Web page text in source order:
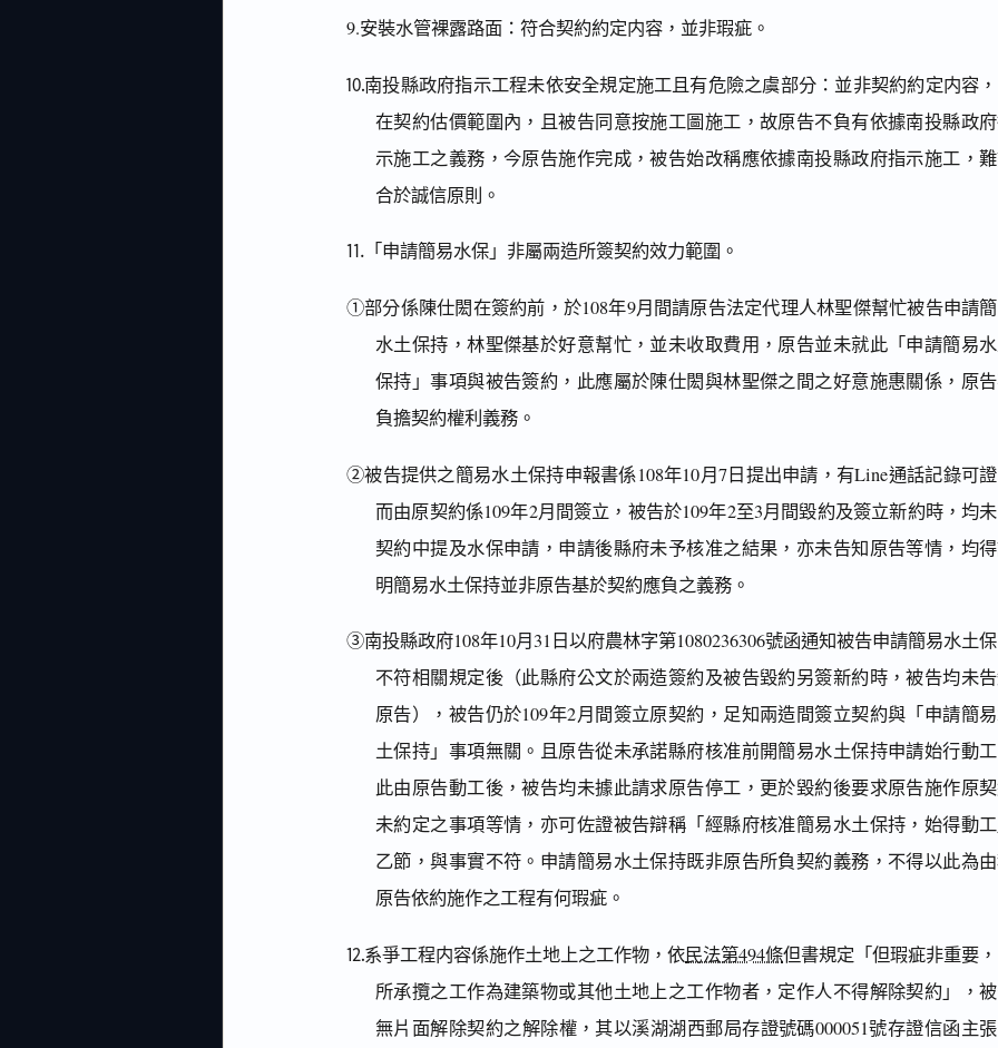
9.安裝水管裸露路面：符合契約約定内容，並非瑕疵。
⒑南投縣政府指示工程未依安全規定施工且有危險之虞部分：並非契約約定内容
在契約估價範圍內，且被告同意按施工圖施工，故原告不負有依據南投縣政
示施工之義務，今原告施作完成，被告始改稱應依據南投縣政府指示施工，
合於誠信原則。
⒒「申請簡易水保」非屬兩造所簽契約效力範圍。
①部分係陳仕閎在簽約前，於108年9月間請原告法定代理人林聖傑幫忙被告申請
水土保持，林聖傑基於好意幫忙，並未收取費用，原告並未就此「申請簡易
保持」事項與被告簽約，此應屬於陳仕閎與林聖傑之間之好意施惠關係，原
負擔契約權利義務。
②被告提供之簡易水土保持申報書係108年10月7日提出申請，有Line通話記錄可證
而由原契約係109年2月間簽立，被告於109年2至3月間毀約及簽立新約時，均
契約中提及水保申請，申請後縣府未予核准之結果，亦未告知原告等情，均
明簡易水土保持並非原告基於契約應負之義務。
③南投縣政府108年10月31日以府農林字第1080236306號函通知被告申請簡易水土
不符相關規定後（此縣府公文於兩造簽約及被告毀約另簽新約時，被告均未
原告），被告仍於109年2月間簽立原契約，足知兩造間簽立契約與「申請簡
土保持」事項無關。且原告從未承諾縣府核准前開簡易水土保持申請始行動工
此由原告動工後，被告均未據此請求原告停工，更於毀約後要求原告施作原
未約定之事項等情，亦可佐證被告辯稱「經縣府核准簡易水土保持，始得動工
乙節，與事實不符。申請簡易水土保持既非原告所負契約義務，不得以此為
原告依約施作之工程有何瑕疵。
⒓系爭工程内容係施作土地上之工作物，依民法第494條但書規定「但瑕疵非重要
所承攬之工作為建築物或其他土地上之工作物者，定作人不得解除契約」，
無片面解除契約之解除權，其以溪湖湖西郵局存證號碼000051號存證信函主